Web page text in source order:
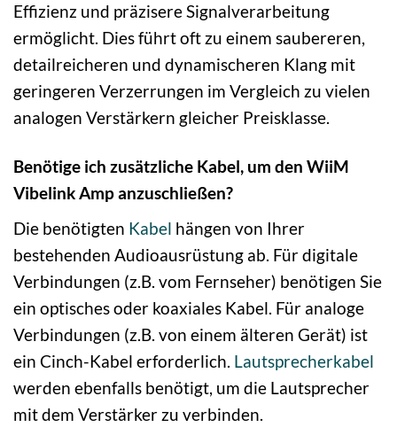
Effizienz und präzisere Signalverarbeitung
ermöglicht. Dies führt oft zu einem saubereren,
detailreicheren und dynamischeren Klang mit
geringeren Verzerrungen im Vergleich zu vielen
analogen Verstärkern gleicher Preisklasse.
Benötige ich zusätzliche Kabel, um den WiiM
Vibelink Amp anzuschließen?
Die benötigten Kabel hängen von Ihrer
bestehenden Audioausrüstung ab. Für digitale
Verbindungen (z.B. vom Fernseher) benötigen Sie
ein optisches oder koaxiales Kabel. Für analoge
Verbindungen (z.B. von einem älteren Gerät) ist
ein Cinch-Kabel erforderlich. Lautsprecherkabel
werden ebenfalls benötigt, um die Lautsprecher
mit dem Verstärker zu verbinden.